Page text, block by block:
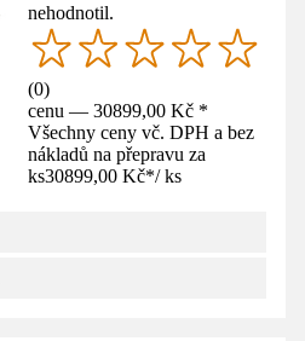
nehodnotil.
(0)
cenu — 30899,00 Kč *
Všechny ceny vč. DPH a bez
nákladů na přepravu za
ks30899,00 Kč*/ ks